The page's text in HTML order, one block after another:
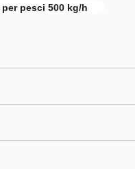
pesci 500 kg/h